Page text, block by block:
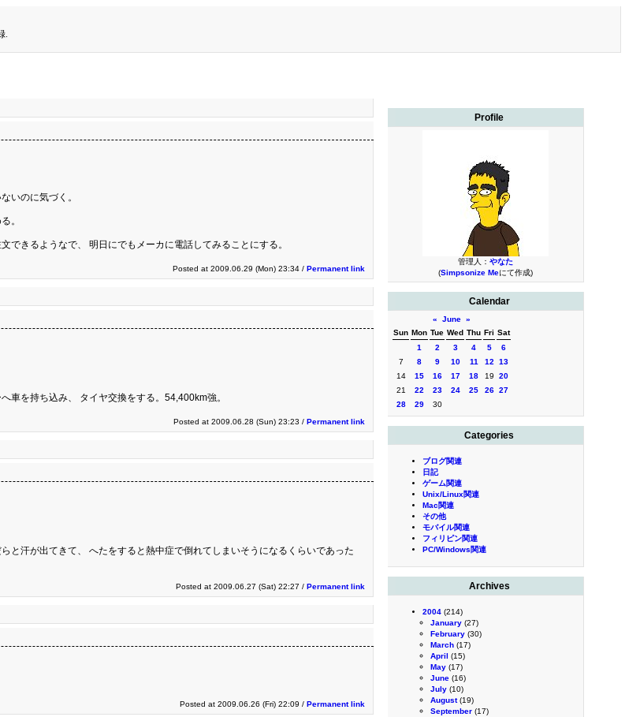
.
Profile
管理人： やなた
(Simpsonize Meにて作成)
Calendar
« June »
Sun Mon Tue Wed Thu Fri Sat
1
2 3 4 5
6
7
8 9 10 11 12
13
14
15 16 17 18 19
20
21
22 23 24 25 26 27
28
29 30
Categories
ブログ関連
日記
ゲーム関連
Unix/Linux関連
Mac関連
その他
モバイル関連
フィリピン関連
PC/Windows関連
Archives
2004 (214)
January (27)
February (30)
March (17)
April (15)
May (17)
June (16)
July (10)
August(19)
September (17)
いのに気づく。
。
きるようなで、 明日にでもメーカに電話してみることにする。
Posted at 2009.06.29 (Mon) 23:34 / Permanent link
車を持ち込み、 タイヤ交換をする。54,400km強。
Posted at 2009.06.28 (Sun) 23:23 / Permanent link
と汗が出てきて、 へたをすると熱中症で倒れてしまいそうになるくらいであった
Posted at 2009.06.27 (Sat) 22:27 / Permanent link
Posted at 2009.06.26 (Fri) 22:09 / Permanent link